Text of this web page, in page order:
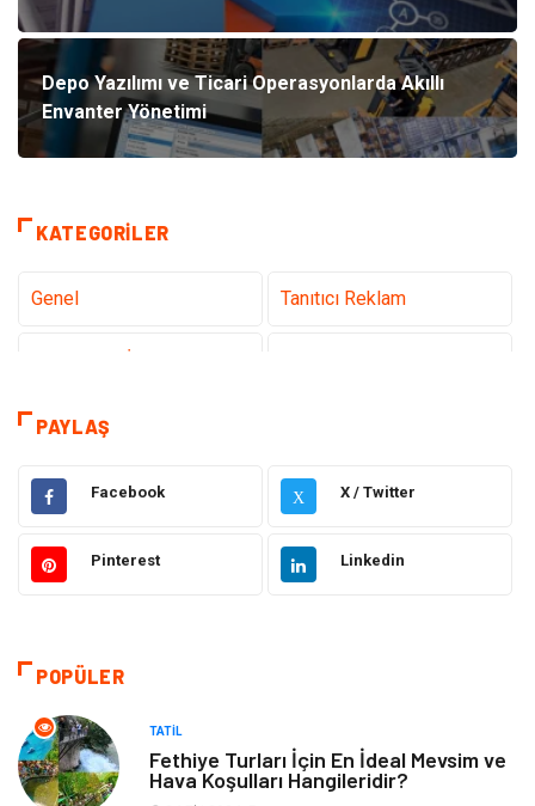
Depo Yazılımı ve Ticari Operasyonlarda Akıllı
Envanter Yönetimi
KATEGORILER
Genel Tanıtıcı Reklam
Eğitim & Kariyer
Hukuk Moda
Gündem Elektronik
Dekorasyon
Tatil
Alışveriş Gençlik & Eğlence
PAYLAŞ
Facebook X X / Twitter
Pinterest Linkedin
POPÜLER
TATIL
Fethiye Turları İçin En İdeal Mevsim ve
Hava Koşulları Hangileridir?